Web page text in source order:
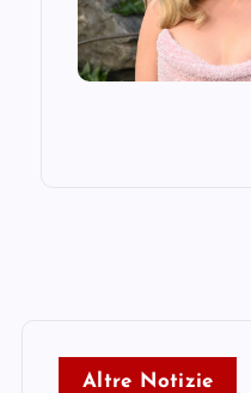
Altre Notizie